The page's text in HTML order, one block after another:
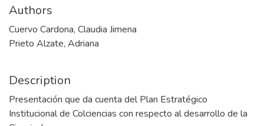
Authors
Cuervo Cardona, Claudia Jimena
Prieto Alzate, Adriana
Description
Presentación que da cuenta del Plan Estratégico
Institucional de Colciencias con respecto al desarrollo de la